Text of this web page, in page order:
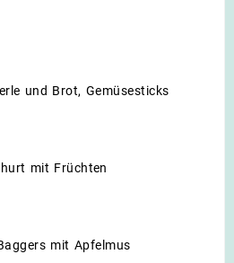
und Brot, Gemüsesticks
mit Früchten
mit Apfelmus